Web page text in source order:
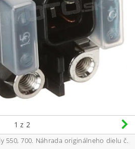
1 z 2
550, 700. Náhrada originálneho dielu č.